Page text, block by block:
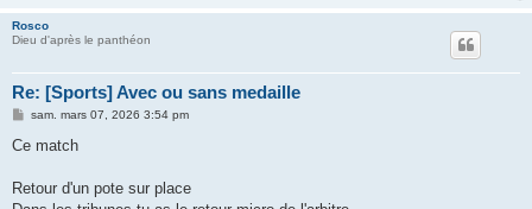
Rosco
Dieu d'après le panthéon
Re: [Sports] Avec ou sans medaille
M
s
g
sam. mars 07, 2026 3:54 pm
Ce match
Retour d'un pote sur place